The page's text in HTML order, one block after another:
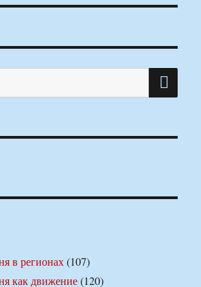
в регионах(107)
как движение(120)